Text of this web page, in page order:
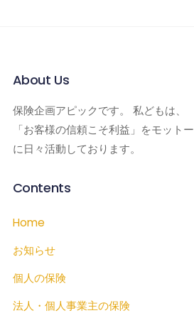
About Us
保険企画アピックです。 私どもは、
「お客様の信頼こそ利益」をモットー
に日々活動しております。
Contents
Home
お知らせ
個人の保険
法人・個人事業主の保険